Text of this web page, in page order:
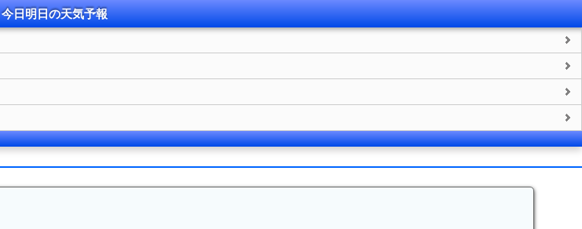
今日明日の天気予報